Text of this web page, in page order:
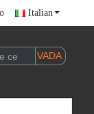
Italian